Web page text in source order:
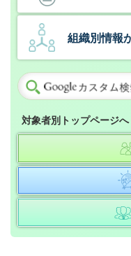
組織別情報
対象者別トップページへ